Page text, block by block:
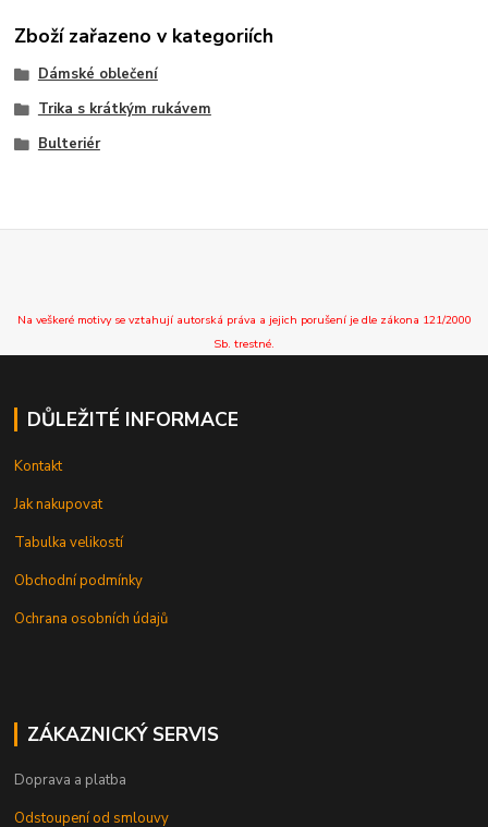
Zboží zařazeno v kategoriích
Dámské oblečení
Trika s krátkým rukávem
Bulteriér
Na veškeré motivy se vztahují autorská práva a jejich porušení je dle zákona 121/2000
Sb. trestné.
DŮLEŽITÉ INFORMACE
Kontakt
Jak nakupovat
Tabulka velikostí
Obchodní podmínky
Ochrana osobních údajů
ZÁKAZNICKÝ SERVIS
Doprava a platba
Odstoupení od smlouvy